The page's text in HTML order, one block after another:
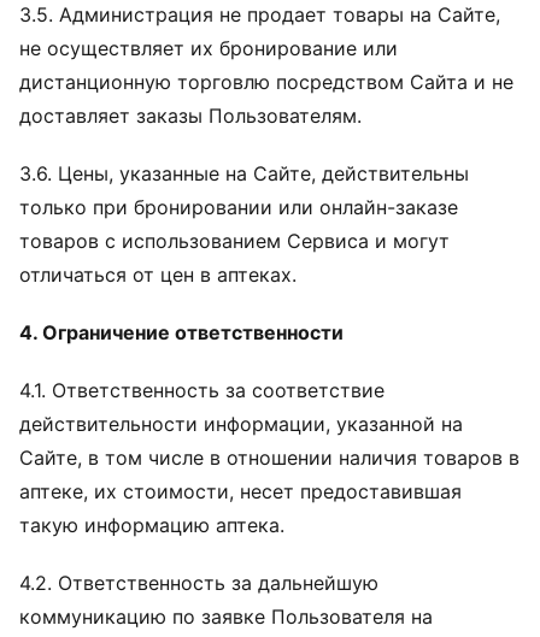
3.5. Администрация не продает товары на Сайте,
не осуществляет их бронирование или
дистанционную торговлю посредством Сайта и не
доставляет заказы Пользователям.
3.6. Цены, указанные на Сайте, действительны
только при бронировании или онлайн-заказе
товаров с использованием Сервиса и могут
отличаться от цен в аптеках.
4. Ограничение ответственности
4.1. Ответственность за соответствие
действительности информации, указанной на
Сайте, в том числе в отношении наличия товаров в
аптеке, их стоимости, несет предоставившая
такую информацию аптека.
4.2. Ответственность за дальнейшую
коммуникацию по заявке Пользователя на